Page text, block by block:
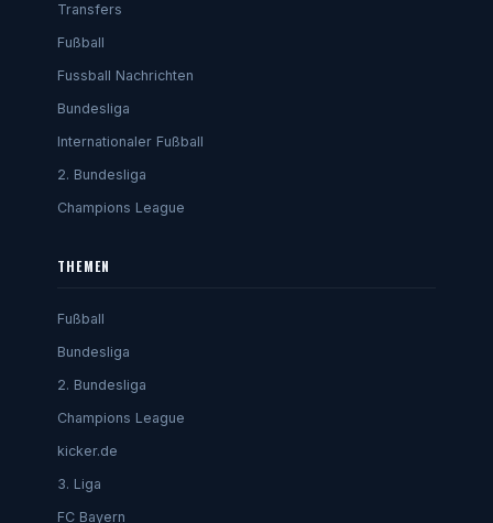
Transfers
Fußball
Fussball Nachrichten
Bundesliga
Internationaler Fußball
2. Bundesliga
Champions League
THEMEN
Fußball
Bundesliga
2. Bundesliga
Champions League
kicker.de
3. Liga
FC Bayern